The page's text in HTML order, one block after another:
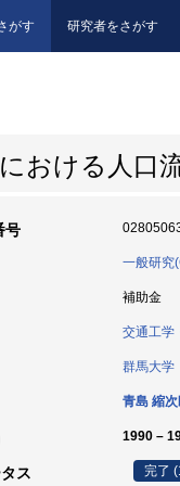
がす 研究者をさがす
おける人口
号
一般研究
補助金
交通工学
群馬大学
青島 縮
1990 –
ス 完了